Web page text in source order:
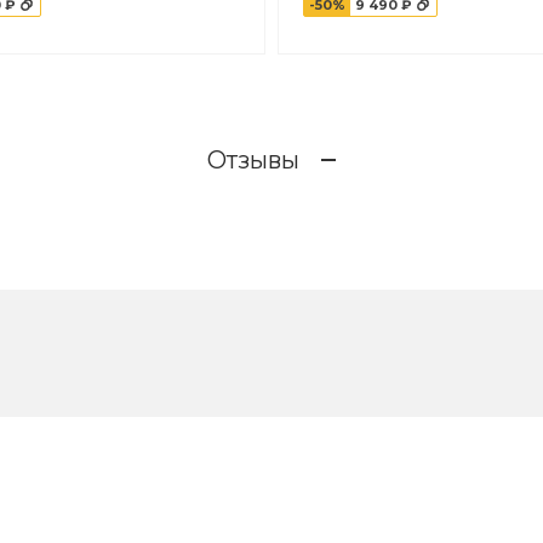
₽ -50% 9 490 ₽
Отзывы